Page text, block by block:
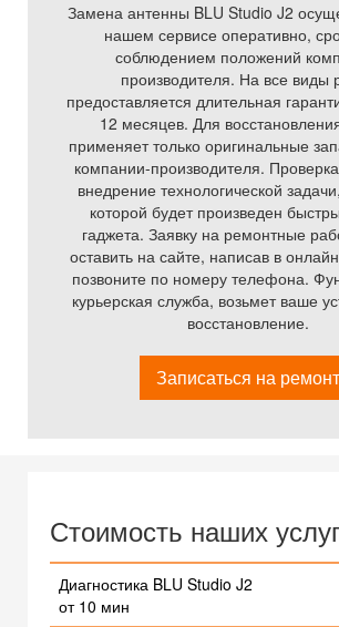
Замена антенны BLU Studio J2
нашем сервисе оперативно,
соблюдением положений
производителя. На все виды
предоставляется длительная
12 месяцев. Для
применяет только оригинальные
компании-производителя.
внедрение технологической
которой будет произведен
гаджета. Заявку на ремонтные
оставить на сайте, написав в
позвоните по номеру телефона.
курьерская служба, возьмет ваше
восстановление.
Записаться на ремонт
Стоимость наших услуг
Диагностика BLU Studio J2
от 10 мин